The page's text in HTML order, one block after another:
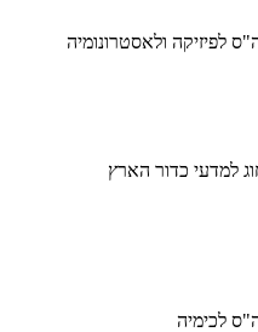
לפיזיקה ולאסטרונומיה
למדעי כדור הארץ
לכימיה